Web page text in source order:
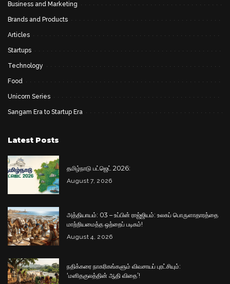
Business and Marketing
Brands and Products
Articles
Startups
Technology
Food
Unicorn Series
Sangam Era to Startup Era
Latest Posts
தமிழ்நாடு பட்ஜெட் 2026:
August 7, 2026
அத்தியாயம்: 03 – உப்பின் ராஜ்ஜியம்: உலகப் பொருளாதாரத்தை
மாற்றியமைத்த ஒற்றைப் படிகம்!
August 4, 2026
நதிக்கரை நாகரிகங்களும் விவசாயப் புரட்சியும்:
‘மனிதகுலத்தின் ஆதி விதை’!